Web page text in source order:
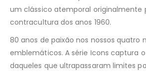
um clássico atemporal originalmente
contracultura dos anos 1960.
80 anos de paixão nos nossos quatro
emblemáticos. A série Icons captura
daqueles que ultrapassaram limites